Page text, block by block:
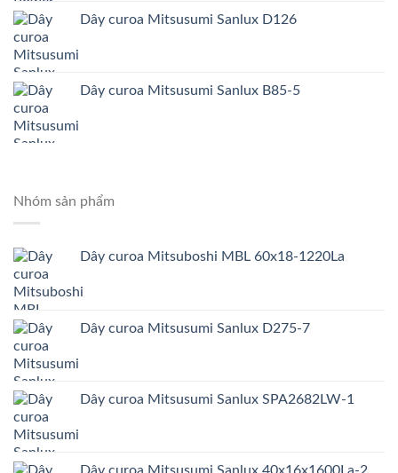
Dây curoa Mitsusumi Sanlux D126
Dây curoa Mitsusumi Sanlux B85-5
Nhóm sản phẩm
Dây curoa Mitsuboshi MBL 60x18-1220La
Dây curoa Mitsusumi Sanlux D275-7
Dây curoa Mitsusumi Sanlux SPA2682LW-1